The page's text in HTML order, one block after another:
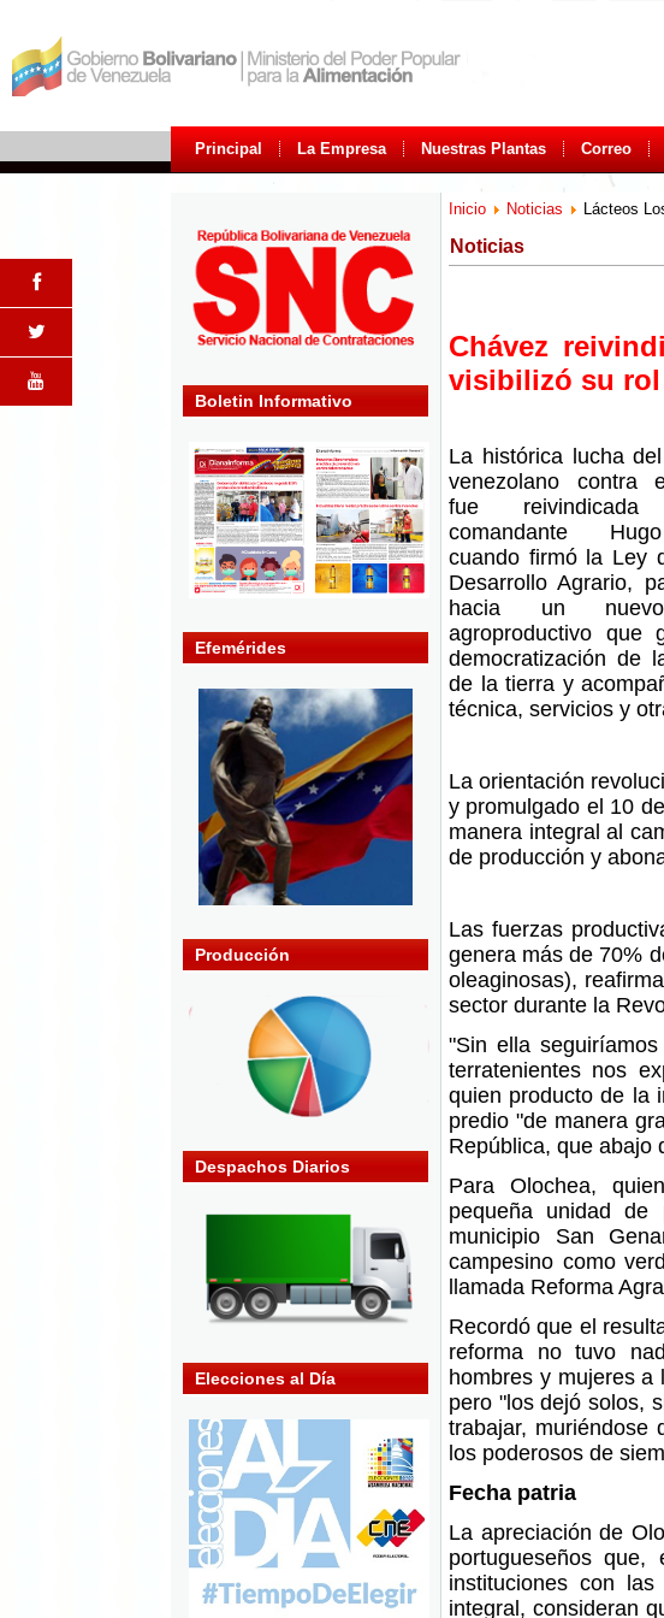
Principal La Empresa Nuestras Plantas Correo
Boletin Informativo
Efemérides
Producción
Despachos Diarios
Elecciones al Día
Inicio Noticias Lácteos
Noticias
Chávez
visibilizó su
La histórica lucha
venezolano contra
fue
comandante
cuando firmó la Ley
Desarrollo Agrario,
hacia un
agroproductivo que
democratización de
de la tierra y
técnica, servicios y
La orientación
y promulgado el 10
manera integral al
de producción y
Las fuerzas
genera más de 70%
oleaginosas),
sector durante la
"Sin ella
terratenientes nos
quien producto de la
predio "de manera
República, que abajo
Para Olochea,
pequeña unidad de
municipio San
campesino como
llamada Reforma
Recordó que el
reforma no tuvo
hombres y mujeres a
pero "los dejó solos,
trabajar, muriéndose
los poderosos de
Fecha patria
La apreciación de
portugueseños
instituciones con
integral, consideran